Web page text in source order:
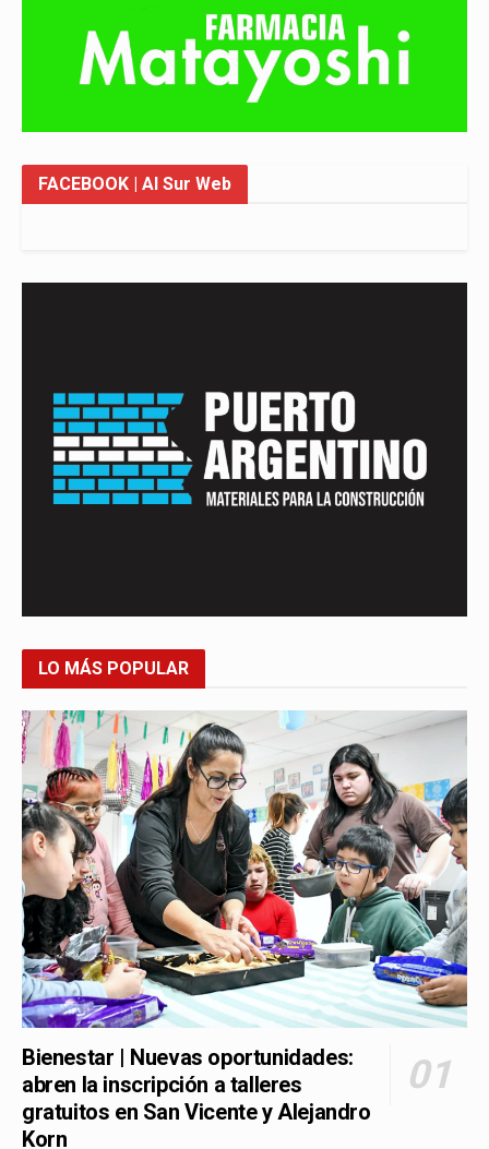
FACEBOOK | Al Sur Web
LO MÁS POPULAR
Bienestar | Nuevas oportunidades:
abren la inscripción a talleres
gratuitos en San Vicente y Alejandro
Korn